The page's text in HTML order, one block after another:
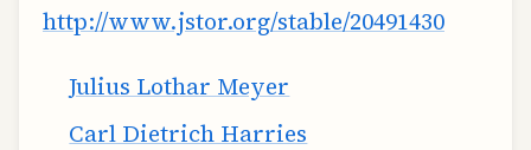
http://www.jstor.org/stable/20491430
Julius Lothar Meyer
Carl Dietrich Harries